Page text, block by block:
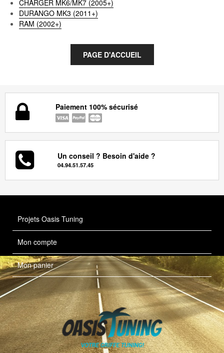
CHARGER MK6/MK7 (2005+)
DURANGO MK3 (2011+)
RAM (2002+)
Paiement 100% sécurisé
Un conseil ? Besoin d'aide ?
04.94.51.57.45
Projets Oasis Tuning
Mon compte
Mon panier